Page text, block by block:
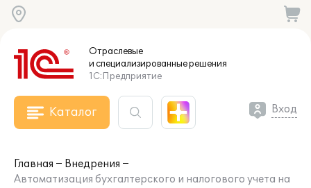
Отраслевые
и специализированныерешения
1С:Предприятие
Каталог Вход
Главная
Внедрения
Автоматизация бухгалтерского и налогового учета на